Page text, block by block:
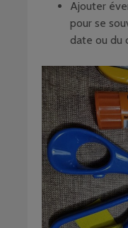
Ajouter
pour se
date ou du